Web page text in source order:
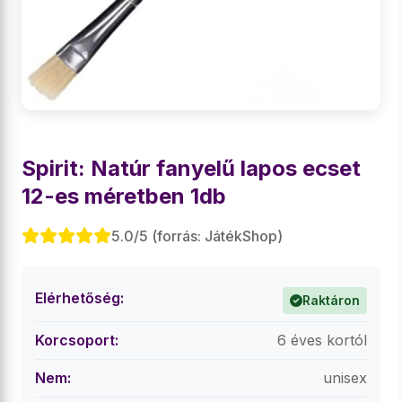
Spirit: Natúr fanyelű lapos ecset
12-es méretben 1db
5.0/5 (forrás: JátékShop)
Elérhetőség: Raktáron
Korcsoport: 6 éves kortól
Nem: unisex